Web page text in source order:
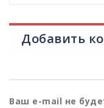
Добавить
Ваш e-mail не